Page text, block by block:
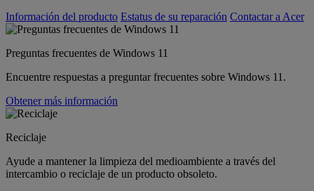
Información del producto Estatus de su reparación Contactar a Acer
Preguntas frecuentes de Windows 11
Encuentre respuestas a preguntar frecuentes sobre Windows 11.
Obtener más información
Reciclaje
Ayude a mantener la limpieza del medioambiente a través del
intercambio o reciclaje de un producto obsoleto.